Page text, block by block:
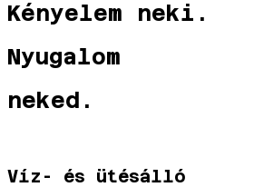
Kényelem neki.
Nyugalom
neked.
Víz- és ütésálló